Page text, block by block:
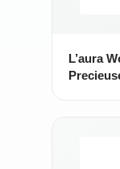
L’aura